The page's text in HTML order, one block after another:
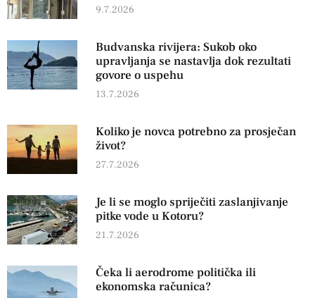
9.7.2026
Budvanska rivijera: Sukob oko
upravljanja se nastavlja dok rezultati
govore o uspehu
13.7.2026
Koliko je novca potrebno za prosječan
život?
27.7.2026
Je li se moglo spriječiti zaslanjivanje
pitke vode u Kotoru?
21.7.2026
Čeka li aerodrome politička ili
ekonomska računica?